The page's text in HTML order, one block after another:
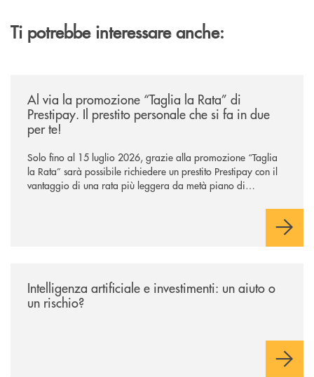
Ti potrebbe interessare anche:
Al via la promozione “Taglia la Rata” di
Prestipay. Il prestito personale che si fa in due
per te!
Solo fino al 15 luglio 2026, grazie alla promozione “Taglia
la Rata” sarà possibile richiedere un prestito Prestipay con il
vantaggio di una rata più leggera da metà piano di
Intelligenza artificiale e investimenti: un aiuto o
un rischio?